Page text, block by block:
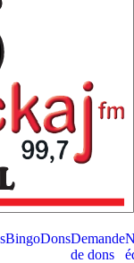
BingoDonsDemande
de dons